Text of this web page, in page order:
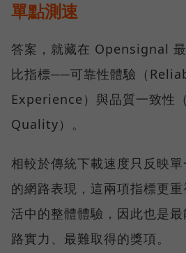
單點測速
答案，就藏在 Opensignal
比指標──可靠性體驗（
Experience）與品質一致性
Quality）。
相較於傳統下載速度只反映
的網路表現，這兩項指標更
活中的整體體驗，因此也是
路實力、最難取得的獎項。